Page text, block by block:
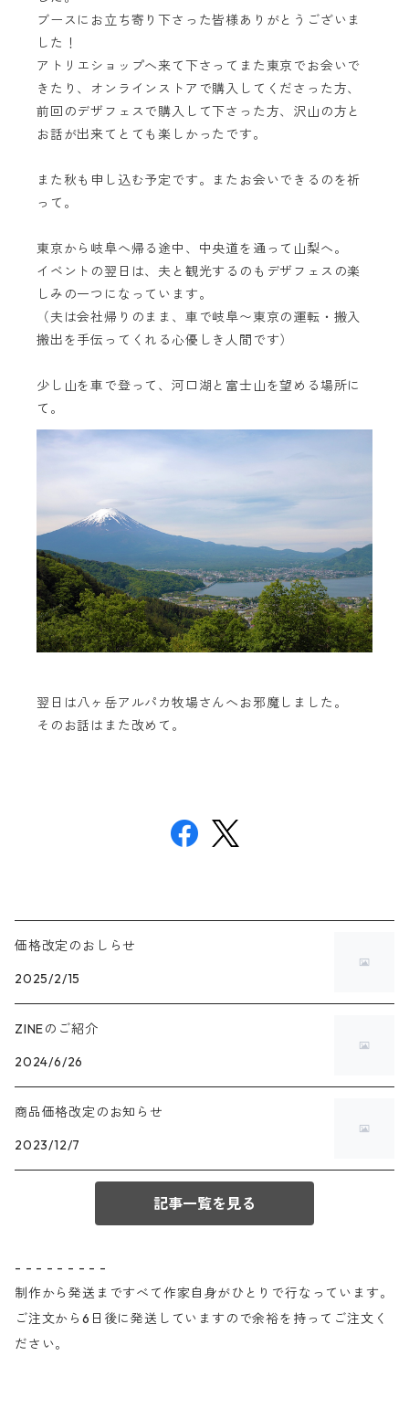
ブースにお立ち寄り下さった皆様ありがとうございま
した！
アトリエショップへ来て下さってまた東京でお会いで
きたり、オンラインストアで購入してくださった方、
前回のデザフェスで購入して下さった方、沢山の方と
お話が出来てとても楽しかったです。
また秋も申し込む予定です。またお会いできるのを祈
って。
東京から岐阜へ帰る途中、中央道を通って山梨へ。
イベントの翌日は、夫と観光するのもデザフェスの楽
しみの一つになっています。
（夫は会社帰りのまま、車で岐阜〜東京の運転・搬入
搬出を手伝ってくれる心優しき人間です）
少し山を車で登って、河口湖と富士山を望める場所に
て。
翌日は八ヶ岳アルパカ牧場さんへお邪魔しました。
そのお話はまた改めて。
価格改定のおしらせ
2025/2/15
ZINEのご紹介
2024/6/26
商品価格改定のお知らせ
2023/12/7
記事一覧を見る
- - - - - - - - -
制作から発送まですべて作家自身がひとりで行なっています。
ご注文から6日後に発送していますので余裕を持ってご注文く
ださい。